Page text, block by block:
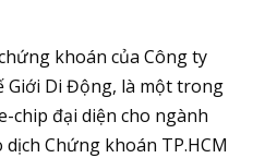
khoán của Công ty
Giới Di Động, là một trong
chip đại diện cho ngành
Chứng khoán TP.HCM